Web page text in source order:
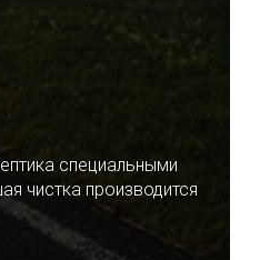
специальными
чистка производится